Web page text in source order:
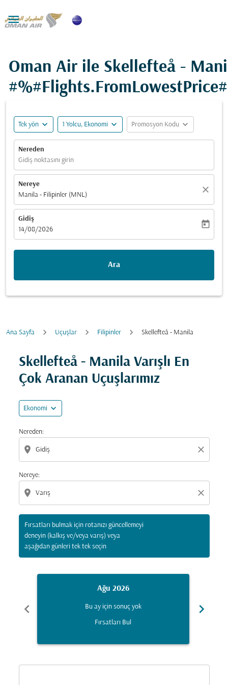

Oman Air ile Skellefteå -
Tek yön expand_more 1 Yolcu, Ekonomi expand_more Promosyon Kodu expand_more
Nereden
Gidiş noktasını girin
Nereye
Manila - Filipinler (MNL)
close
Gidiş
fc-booking-departure-date-aria-label
14/08/2026
today
Ara
Ana Sayfa Uçuşlar Filipinler Skellefteå - Manila
Skellefteå - Manila Varışlı En
Çok Aranan Uçuşlarımız
Ekonomi expand_more
Nereden:
location_on close
Nereye:
location_on close
Fırsatları bulmak için rotanızı güncellemeyi
deneyin (kalkış ve/veya varış) veya
aşağıdan günleri tek tek seçin
Fırsatları bulmak için rotanızı güncellemeyi deneyin
chevron_left
Ağu 2026
Bu ay için sonuç yok
Fırsatları Bul
chevron_right